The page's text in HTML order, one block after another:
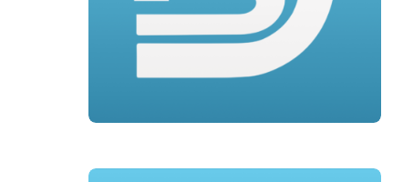
Orden leden overzichtelijk in
groepen zoals wijken of teams